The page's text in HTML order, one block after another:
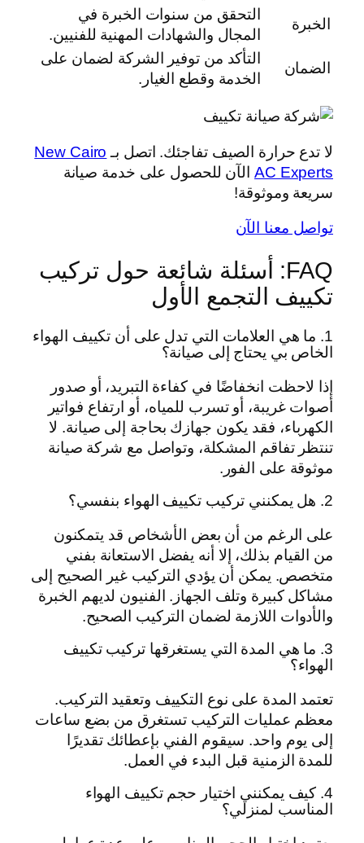
الخبرة
التحقق من سنوات الخبرة في
المجال والشهادات المهنية للفنيين.
الضمان
التأكد من توفير الشركة لضمان على
الخدمة وقطع الغيار.
لا تدع حرارة الصيف تفاجئك. اتصل بـ New Cairo
AC Experts الآن للحصول على خدمة صيانة
سريعة وموثوقة!
تواصل معنا الآن
FAQ: أسئلة شائعة حول تركيب
تكييف التجمع الأول
1. ما هي العلامات التي تدل على أن تكييف الهواء
الخاص بي يحتاج إلى صيانة؟
إذا لاحظت انخفاضًا في كفاءة التبريد، أو صدور
أصوات غريبة، أو تسرب للمياه، أو ارتفاع فواتير
الكهرباء، فقد يكون جهازك بحاجة إلى صيانة. لا
تنتظر تفاقم المشكلة، وتواصل مع شركة صيانة
موثوقة على الفور.
2. هل يمكنني تركيب تكييف الهواء بنفسي؟
على الرغم من أن بعض الأشخاص قد يتمكنون
من القيام بذلك، إلا أنه يفضل الاستعانة بفني
متخصص. يمكن أن يؤدي التركيب غير الصحيح إلى
مشاكل كبيرة وتلف الجهاز. الفنيون لديهم الخبرة
والأدوات اللازمة لضمان التركيب الصحيح.
3. ما هي المدة التي يستغرقها تركيب تكييف
الهواء؟
تعتمد المدة على نوع التكييف وتعقيد التركيب.
معظم عمليات التركيب تستغرق من بضع ساعات
إلى يوم واحد. سيقوم الفني بإعطائك تقديرًا
للمدة الزمنية قبل البدء في العمل.
4. كيف يمكنني اختيار حجم تكييف الهواء
المناسب لمنزلي؟